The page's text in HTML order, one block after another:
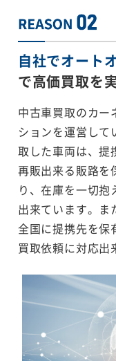
自社でオート
で高価買取を
中古車買取のカー
ションを運営して
取した車両は、提
再販出来る販路を
り、在庫を一切
出来ています。ま
全国に提携先を保
買取依頼に対応出